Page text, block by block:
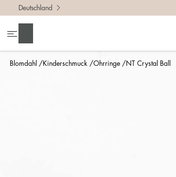
Blomdahl Kinderschmuck Ohrringe NT Crystal Ball
Deutschland